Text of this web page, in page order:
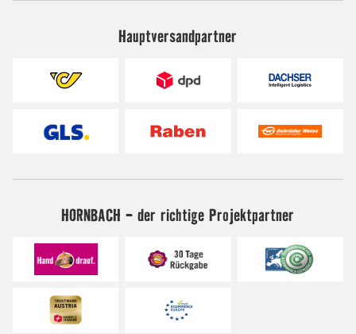
Hauptversandpartner
HORNBACH - der richtige Projektpartner